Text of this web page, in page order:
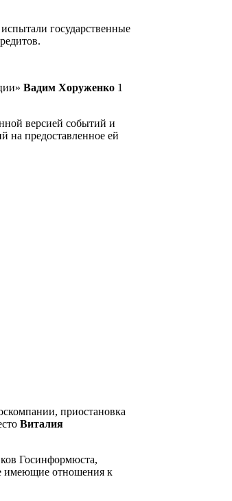
государственные
Вадим Хоруженко 1
версией событий и
на предоставленное ей
приостановка
Виталия
Госинформюста,
имеющие отношения к